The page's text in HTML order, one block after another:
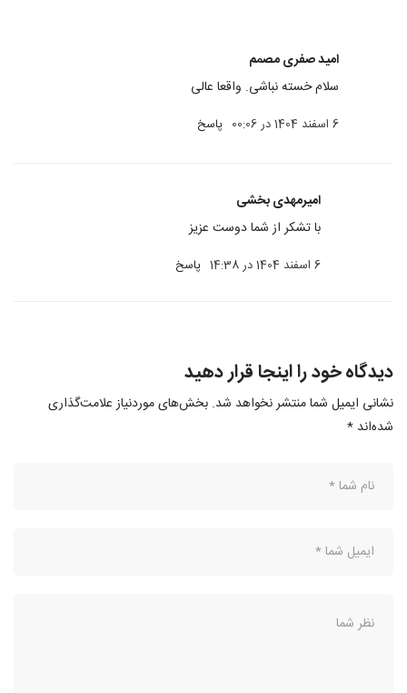
امید صفری مصمم
سلام خسته نباشی. واقعا عالی
6 اسفند 1404 در 00:06 پاسخ
امیرمهدی بخشی
با تشکر از شما دوست عزیز
6 اسفند 1404 در 14:38 پاسخ
دیدگاه خود را اینجا قرار دهید
نشانی ایمیل شما منتشر نخواهد شد. بخش‌های موردنیاز علامت‌گذاری
شده‌اند *